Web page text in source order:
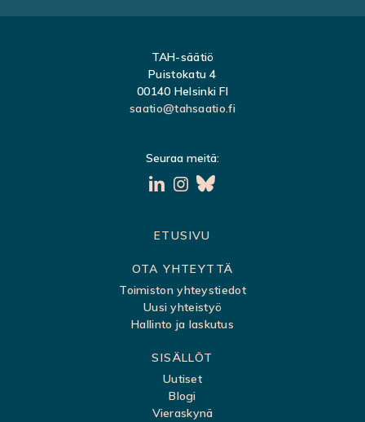
TAH-säätiö
Puistokatu 4
00140 Helsinki FI
saatio@tahsaatio.fi
Seuraa meitä:
ETUSIVU
OTA YHTEYTTÄ
Toimiston yhteystiedot
Uusi yhteistyö
Hallinto ja laskutus
SISÄLLÖT
Uutiset
Blogi
Vieraskynä